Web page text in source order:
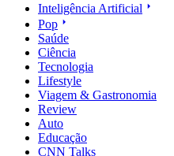
Inteligência Artificial
Pop
Saúde
Ciência
Tecnologia
Lifestyle
Viagem & Gastronomia
Review
Auto
Educação
CNN Talks